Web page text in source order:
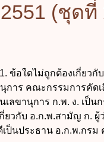
(ชุดที่
ข้อใดไม่ถูกต้องเกี่ยวกั
นุการ คณะกรรมการคัด
เลขานุการ ก.พ. ง. เป็
กี่ยวกับ อ.ก.พ.สามัญ ก. ผู้
ป็นประธาน อ.ก.พ.กรม